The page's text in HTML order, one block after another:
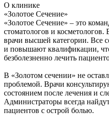
О клинике
«Золотое Сечение»
«Золотое Сечение» – это
стоматологов и
врачи высшей категории. Все
и повышают квалификации,
безболезненно лечить
В «Золотом сечении» не
проблемой. Врачи
состоянием после лечения и
Администраторы всегда
пациентов с острой болью.